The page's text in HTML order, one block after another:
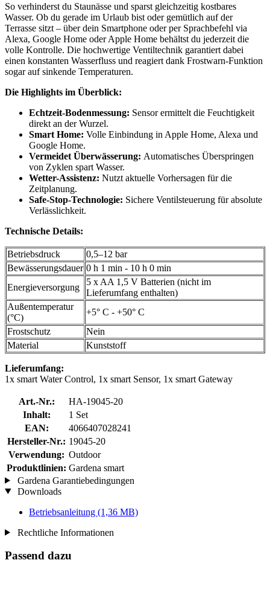
So verhinderst du Staunässe und sparst gleichzeitig kostbares
Wasser. Ob du gerade im Urlaub bist oder gemütlich auf der
Terrasse sitzt – über dein Smartphone oder per Sprachbefehl via
Alexa, Google Home oder Apple Home behältst du jederzeit die
volle Kontrolle. Die hochwertige Ventiltechnik garantiert dabei
einen konstanten Wasserfluss und reagiert dank Frostwarn-Funktion
sogar auf sinkende Temperaturen.
Die Highlights im Überblick:
Echtzeit-Bodenmessung: Sensor ermittelt die Feuchtigkeit
direkt an der Wurzel.
Smart Home: Volle Einbindung in Apple Home, Alexa und
Google Home.
Vermeidet Überwässerung: Automatisches Überspringen
von Zyklen spart Wasser.
Wetter-Assistenz: Nutzt aktuelle Vorhersagen für die
Zeitplanung.
Safe-Stop-Technologie: Sichere Ventilsteuerung für absolute
Verlässlichkeit.
Technische Details:
Betriebsdruck
0,5–12 bar
Bewässerungsdauer 0 h 1 min - 10 h 0 min
Energieversorgung
5 x AA 1,5 V Batterien (nicht im
Lieferumfang enthalten)
Außentemperatur
(°C)
+5° C - +50° C
Frostschutz
Nein
Material
Kunststoff
Lieferumfang:
1x smart Water Control, 1x smart Sensor, 1x smart Gateway
Art.-Nr.:
HA-19045-20
Inhalt:
1 Set
EAN:
4066407028241
Hersteller-Nr.: 19045-20
Verwendung: Outdoor
Produktlinien: Gardena smart
Gardena Garantiebedingungen
Downloads
Betriebsanleitung (1,36 MB)
Rechtliche Informationen
Passend dazu